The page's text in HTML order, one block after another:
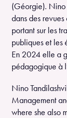
(Géorgie). Nino
dans des
portant sur les
publiques et les
En 2024 elle a
pédagogique à
Nino
Management
where she also